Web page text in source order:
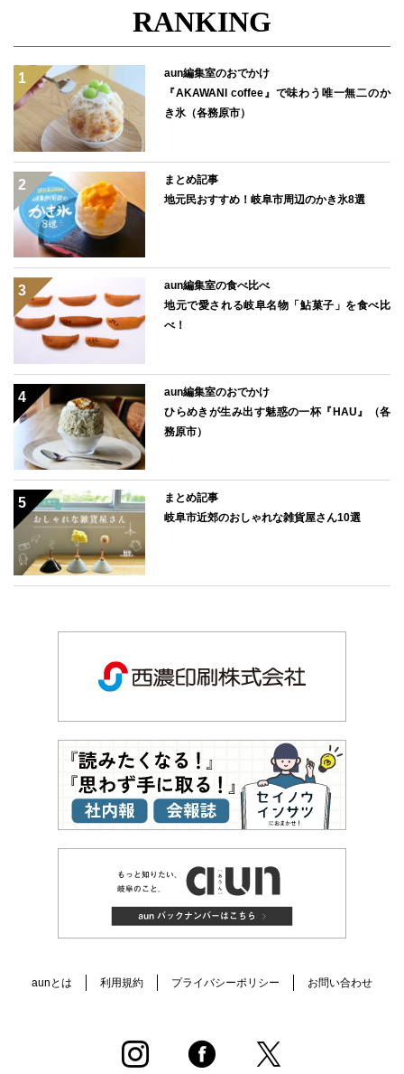
RANKING
aun編集室のおでかけ
『AKAWANI coffee』で味わう唯一無二のか
き氷（各務原市）
まとめ記事
地元民おすすめ！岐阜市周辺のかき氷8選
aun編集室の食べ比べ
地元で愛される岐阜名物「鮎菓子」を食べ比
べ！
aun編集室のおでかけ
ひらめきが生み出す魅惑の一杯『HAU』（各
務原市）
まとめ記事
岐阜市近郊のおしゃれな雑貨屋さん10選
aunとは 利用規約 プライバシーポリシー お問い合わせ